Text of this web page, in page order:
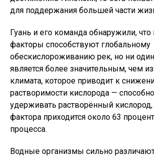
для поддержания большей части
Гуань и его команда обнаружили,
факторы способствуют глобальному
обескислороживанию рек, но ни
является более значительным, чем
климата, которое приводит к
растворимости кислорода —
удерживать растворённый
фактора приходится около 63
процесса.
Водные организмы сильно